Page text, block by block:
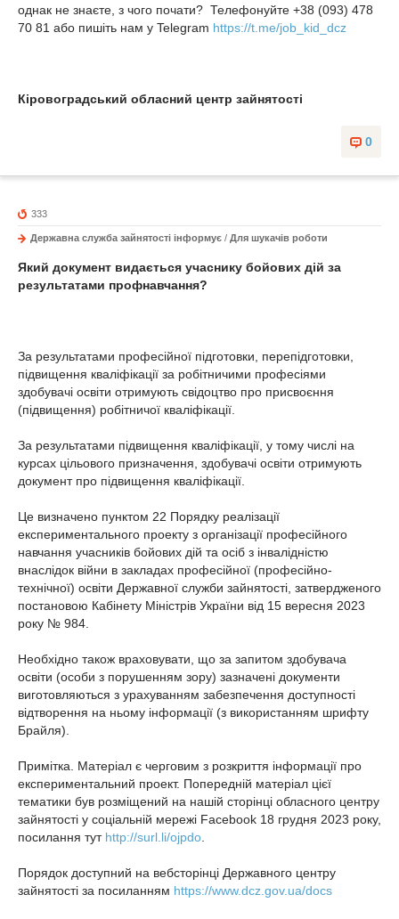
однак не знаєте, з чого почати? Телефонуйте +38 (093) 478
70 81 або пишіть нам у Telegram https://t.me/job_kid_dcz
Кіровоградський обласний центр зайнятості
0
333
Державна служба зайнятості інформує / Для шукачів роботи
Який документ видається учаснику бойових дій за
результатами профнавчання?
За результатами професійної підготовки, перепідготовки,
підвищення кваліфікації за робітничими професіями
здобувачі освіти отримують свідоцтво про присвоєння
(підвищення) робітничої кваліфікації.
За результатами підвищення кваліфікації, у тому числі на
курсах цільового призначення, здобувачі освіти отримують
документ про підвищення кваліфікації.
Це визначено пунктом 22 Порядку реалізації
експериментального проекту з організації професійного
навчання учасників бойових дій та осіб з інвалідністю
внаслідок війни в закладах професійної (професійно-
технічної) освіти Державної служби зайнятості, затвердженого
постановою Кабінету Міністрів України від 15 вересня 2023
року № 984.
Необхідно також враховувати, що за запитом здобувача
освіти (особи з порушенням зору) зазначені документи
виготовляються з урахуванням забезпечення доступності
відтворення на ньому інформації (з використанням шрифту
Брайля).
Примітка. Матеріал є черговим з розкриття інформації про
експериментальний проект. Попередній матеріал цієї
тематики був розміщений на нашій сторінці обласного центру
зайнятості у соціальній мережі Facebook 18 грудня 2023 року,
посилання тут http://surl.li/ojpdo
Порядок доступний на вебсторінці Державного центру
зайнятості за посиланням https://www.dcz.gov.ua/docs